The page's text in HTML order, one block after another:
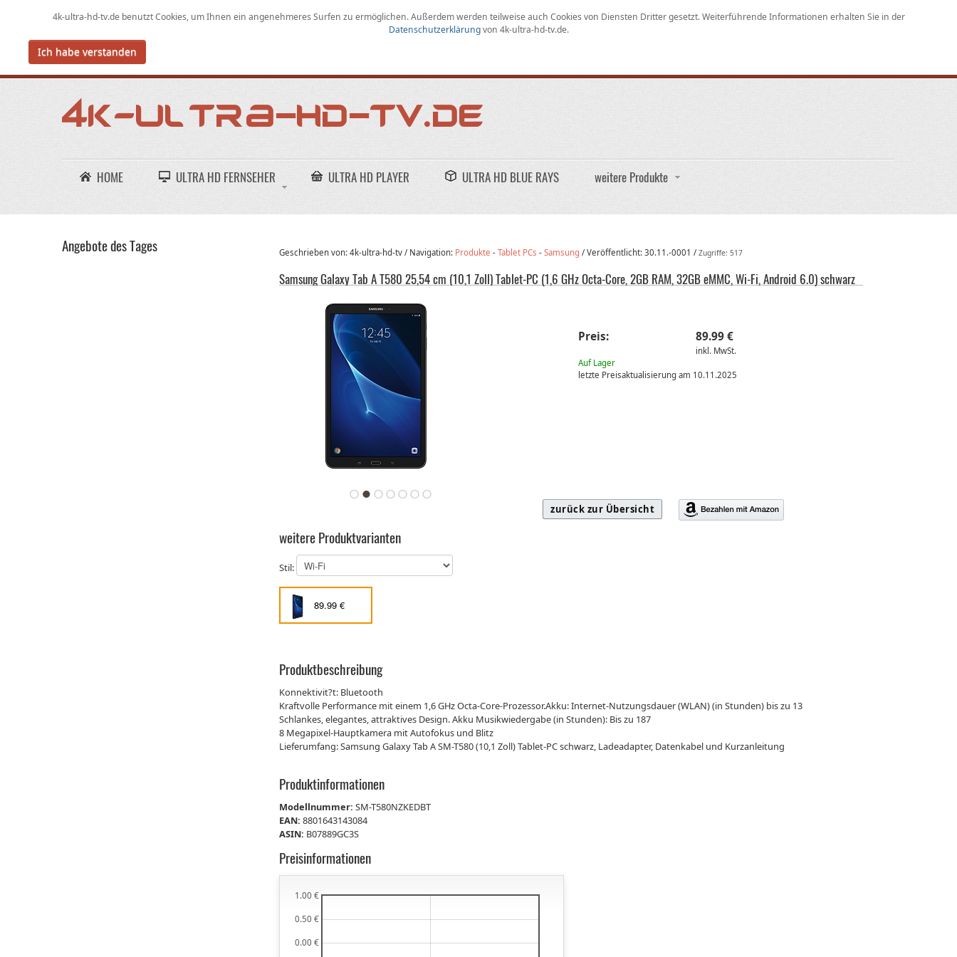
4k-ultra-hd-tv.de benutzt Cookies, umIhnen ein angenehmeres Surfen zu ermöglichen.Außerdem werden teilweise auch Cookies von Diensten Dritter gesetzt. Weiterführende Informationen erhalten Sie in der
Datenschutzerklärungvon 4k-ultra-hd-tv.de.
Ich habe verstanden
HOME ULTRA HD FERNSEHER ULTRA HD PLAYER ULTRA HD BLUE RAYS weitere Produkte
Geschrieben von: 4k-ultra-hd-tv / Navigation: Produkte -Tablet PCs -Samsung / Veröffentlicht:30.11.-0001 / Zugriffe: 517
Samsung Galaxy Tab A T580 25,54 cm (10,1 Zoll) Tablet-PC (1,6 GHz Octa-Core, 2GB RAM, 32GB eMMC, Wi-Fi, Android 6.0) schwarz
Preis: 89.99 €
inkl. MwSt.
Auf Lager
letzte Preisaktualisierung am 10.11.2025
zurück zur Übersicht
weitere Produktvarianten
Stil:
89.99 €
Produktbeschreibung
Konnektivit?t: Bluetooth
Kraftvolle Performance mit einem 1,6 GHz Octa-Core-Prozessor.Akku: Internet-Nutzungsdauer (WLAN) (in Stunden) bis zu 13
Schlankes, elegantes, attraktives Design. Akku Musikwiedergabe (in Stunden): Bis zu 187
8 Megapixel-Hauptkamera mit Autofokus und Blitz
Lieferumfang: Samsung Galaxy Tab A SM-T580 (10,1 Zoll) Tablet-PC schwarz, Ladeadapter, Datenkabel und Kurzanleitung
Produktinformationen
Modellnummer:SM-T580NZKEDBT
EAN:8801643143084
ASIN: B07889GC3S
Preisinformationen
0.00 €
0.50 €
1.00 €
Angebote des Tages